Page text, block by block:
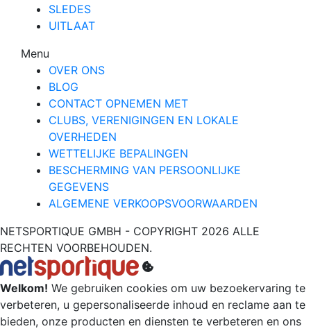
SLEDES
UITLAAT
Menu
OVER ONS
BLOG
CONTACT OPNEMEN MET
CLUBS, VERENIGINGEN EN LOKALE
OVERHEDEN
WETTELIJKE BEPALINGEN
BESCHERMING VAN PERSOONLIJKE
GEGEVENS
ALGEMENE VERKOOPSVOORWAARDEN
NETSPORTIQUE GMBH - COPYRIGHT 2026 ALLE
RECHTEN VOORBEHOUDEN.
Welkom! We gebruiken cookies om uw bezoekervaring te
verbeteren, u gepersonaliseerde inhoud en reclame aan te
bieden, onze producten en diensten te verbeteren en ons